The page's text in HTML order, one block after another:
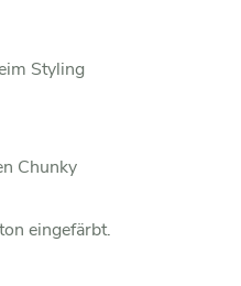
Styling
Chunky
eingefärbt.